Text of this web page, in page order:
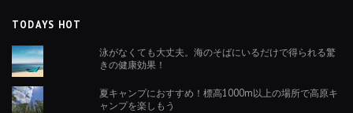
TODAYS HOT
泳がなくても大丈夫。海のそばにいるだけで得られる驚
きの健康効果！
夏キャンプにおすすめ！標高1000m以上の場所で高原キ
ャンプを楽しもう